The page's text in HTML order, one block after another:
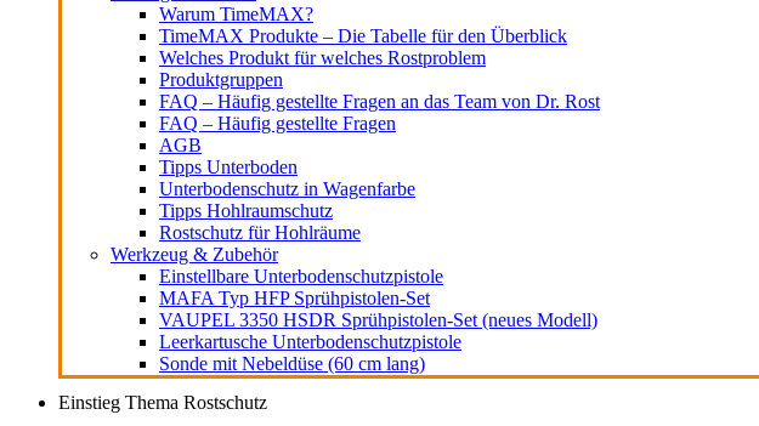
Warum TimeMAX?
TimeMAX Produkte – Die Tabelle für den Überblick
Welches Produkt für welches Rostproblem
Produktgruppen
FAQ – Häufig gestellte Fragen an das Team von Dr. Rost
FAQ – Häufig gestellte Fragen
AGB
Tipps Unterboden
Unterbodenschutz in Wagenfarbe
Tipps Hohlraumschutz
Rostschutz für Hohlräume
Werkzeug & Zubehör
Einstellbare Unterbodenschutzpistole
MAFA Typ HFP Sprühpistolen-Set
VAUPEL 3350 HSDR Sprühpistolen-Set (neues Modell)
Leerkartusche Unterbodenschutzpistole
Sonde mit Nebeldüse (60 cm lang)
Einstieg Thema Rostschutz